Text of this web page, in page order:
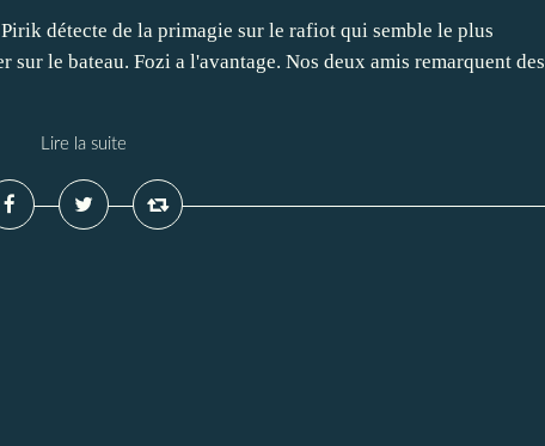
détecte de la primagie sur le rafiot qui semble le plus
le bateau. Fozi a l'avantage. Nos deux amis remarquent des
Lire la suite